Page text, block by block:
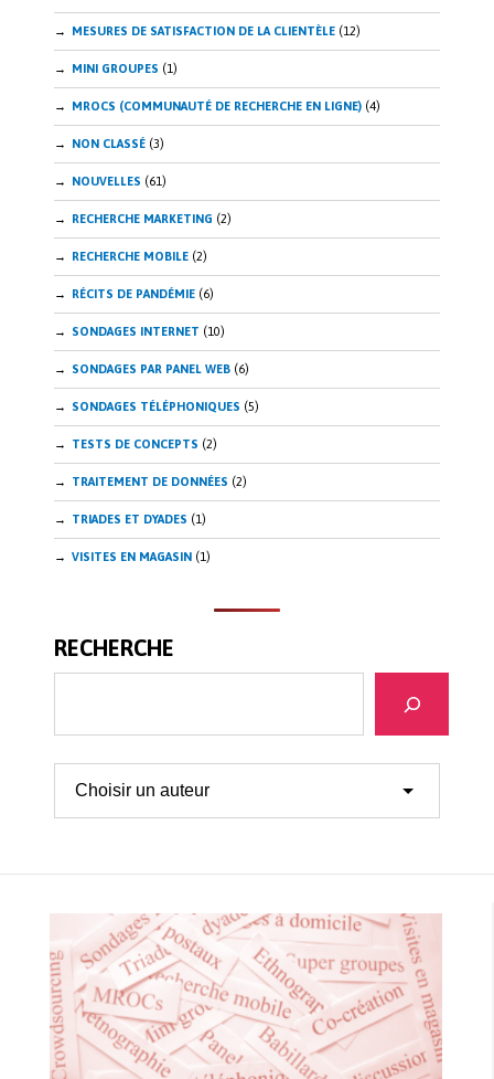
MESURES DE SATISFACTION DE LA CLIENTÈLE (12)
MINI GROUPES (1)
MROCS (COMMUNAUTÉ DE RECHERCHE EN LIGNE) (4)
NON CLASSÉ (3)
NOUVELLES (61)
RECHERCHE MARKETING (2)
RECHERCHE MOBILE (2)
RÉCITS DE PANDÉMIE (6)
SONDAGES INTERNET (10)
SONDAGES PAR PANEL WEB (6)
SONDAGES TÉLÉPHONIQUES (5)
TESTS DE CONCEPTS (2)
TRAITEMENT DE DONNÉES (2)
TRIADES ET DYADES (1)
VISITES EN MAGASIN (1)
RECHERCHE